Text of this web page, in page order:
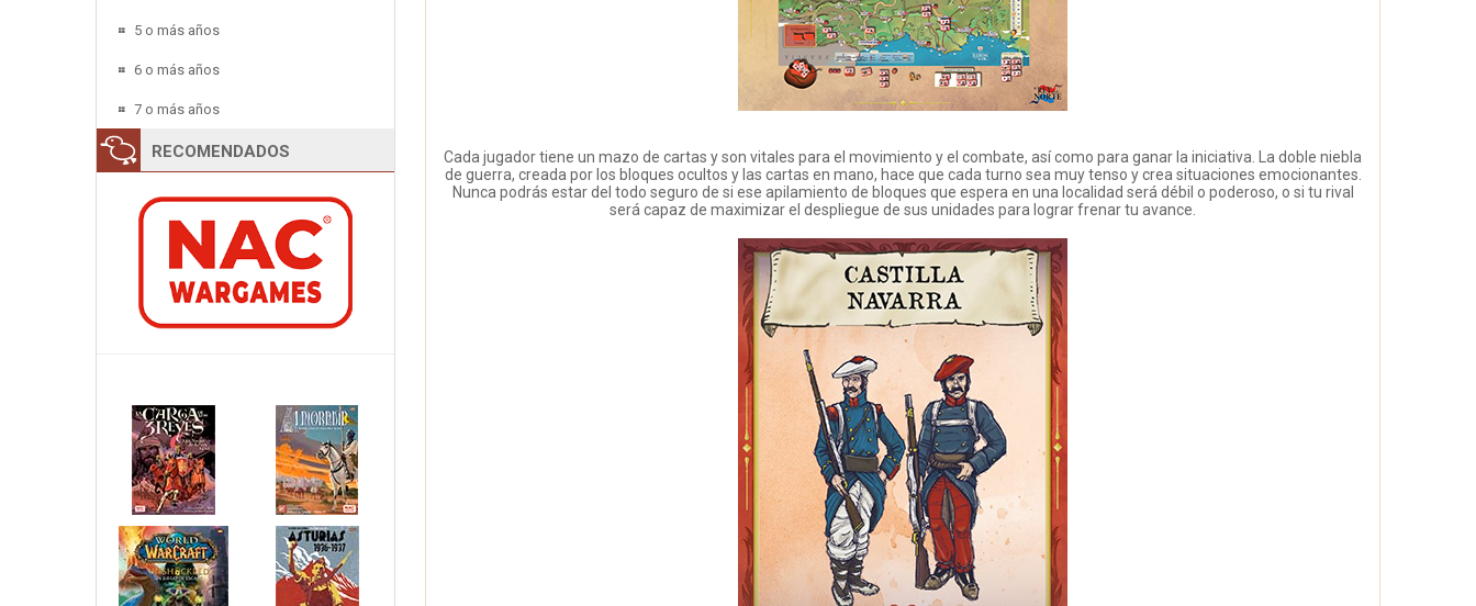
5 o más años
6 o más años
7 o más años
RECOMENDADOS
Cada jugador tiene un mazo de cartas y son vitales para el movimiento y el combate, así como para ganar la iniciativa. La doble niebla
de guerra, creada por los bloques ocultos y las cartas en mano, hace que cada turno sea muy tenso y crea situaciones emocionantes.
Nunca podrás estar del todo seguro de si ese apilamiento de bloques que espera en una localidad será débil o poderoso, o si tu rival
será capaz de maximizar el despliegue de sus unidades para lograr frenar tu avance.